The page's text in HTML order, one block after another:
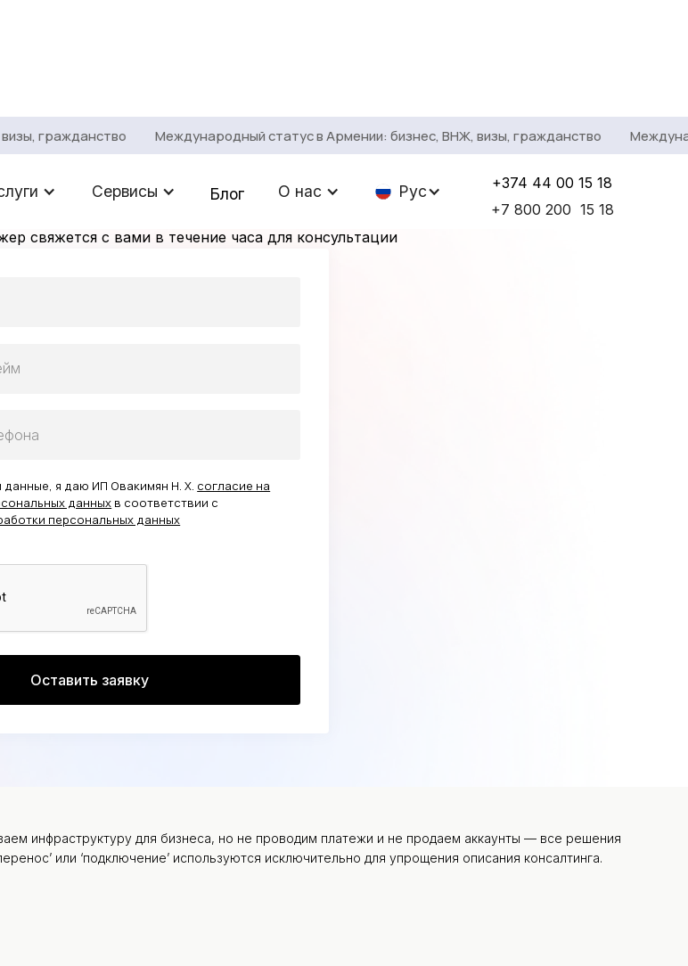
гражданство Международный статус в Армении: бизнес, ВНЖ, визы, гражданство
Сервисы Блог О нас Рус
+374 44 00 15 18
+7 800 200 15 18
подходк каждому клиенту
свяжется с вами в течение часа для консультации
данные, я даю ИП Овакимян Н. Х. согласие на
данных в соответствии с
персональных данных
инфраструктуру для бизнеса, но не проводим платежи и не продаем аккаунты — все решения
или ‘подключение’ используются исключительно для упрощения описания консалтинга.